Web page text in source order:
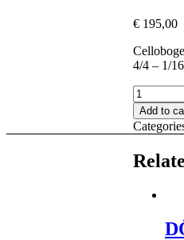
€ 195,00
4/4 – 1/
quantity
Add to